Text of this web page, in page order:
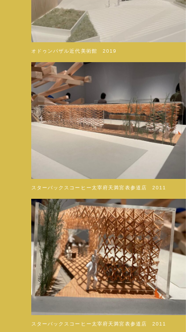
オドゥンパザル近代美術館 2019
スターバックスコーヒー太宰府天満宮表参道店 2011
スターバックスコーヒー太宰府天満宮表参道店 2011